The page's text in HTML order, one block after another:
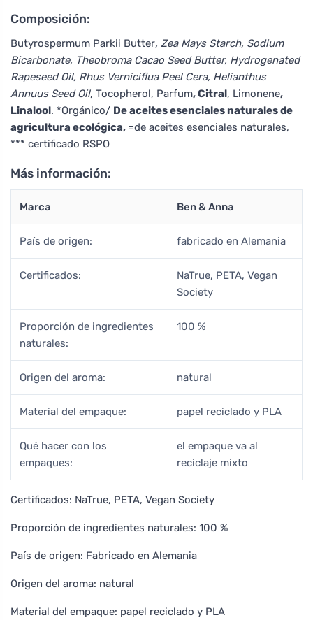
Composición:
Butyrospermum Parkii Butter, Zea Mays Starch, Sodium
Bicarbonate, Theobroma Cacao Seed Butter, Hydrogenated
Rapeseed Oil, Rhus Verniciflua Peel Cera, Helianthus
Annuus Seed Oil, Tocopherol, Parfum, Citral, Limonene,
Linalool. *Orgánico/ De aceites esenciales naturales de
agricultura ecológica, =de aceites esenciales naturales,
*** certificado RSPO
Más información:
Marca Ben & Anna
País de origen: fabricado en Alemania
Certificados:
NaTrue, PETA, Vegan
Society
Proporción de ingredientes
naturales:
100 %
Origen del aroma: natural
Material del empaque: papel reciclado y PLA
Qué hacer con los
empaques:
el empaque va al
reciclaje mixto
Certificados: NaTrue, PETA, Vegan Society
Proporción de ingredientes naturales: 100 %
País de origen: Fabricado en Alemania
Origen del aroma: natural
Material del empaque: papel reciclado y PLA